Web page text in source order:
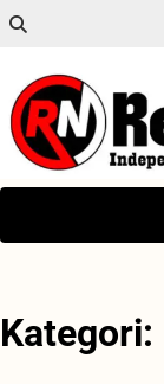
Skip
content
Kategori: